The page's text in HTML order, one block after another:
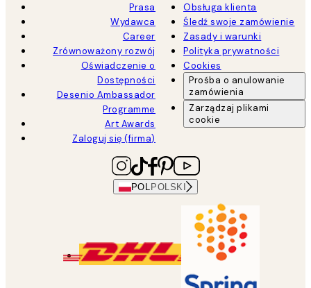
Prasa
Wydawca
Career
Zrównoważony rozwój
Oświadczenie o
Dostępności
Desenio Ambassador
Programme
Art Awards
Zaloguj się (firma)
Obsługa klienta
Śledź swoje zamówienie
Zasady i warunki
Polityka prywatności
Cookies
Prośba o anulowanie
zamówienia
Zarządzaj plikami
cookie
POL POLSKI